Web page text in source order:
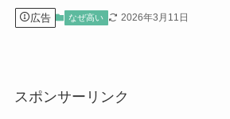
広告 なぜ高い 2026年3月11日
スポンサーリンク